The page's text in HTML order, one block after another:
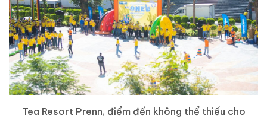
Tea Resort Prenn, điểm đến không thể thiếu cho